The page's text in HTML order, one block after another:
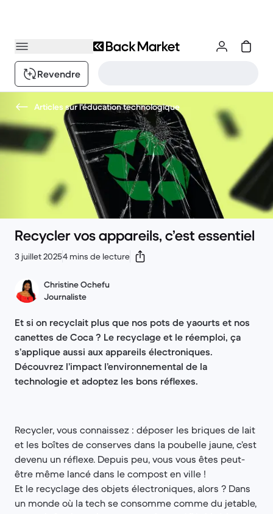
Revendre
Articles sur l'éducation technologique
Recycler vos appareils, c’est essentiel
3 juillet 20254 mins de lecture
Christine Ochefu
Journaliste
Et si on recyclait plus que nos pots de yaourts et nos
canettes de Coca ? Le recyclage et le réemploi, ça
s’applique aussi aux appareils électroniques.
Découvrez l’impact l’environnemental de la
technologie et adoptez les bons réflexes.
Recycler, vous connaissez : déposer les briques de lait
et les boîtes de conserves dans la poubelle jaune, c’est
devenu un réflexe. Depuis peu, vous vous êtes peut-
être même lancé dans le compost en ville !
Et le recyclage des objets électroniques, alors ? Dans
un monde où la tech se consomme comme du jetable,